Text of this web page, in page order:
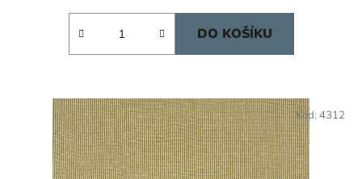
DO KOŠÍKU
Kód: 4312